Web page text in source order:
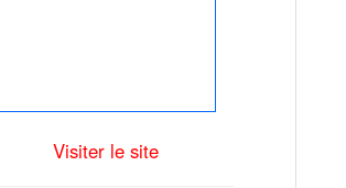
Visiter le site